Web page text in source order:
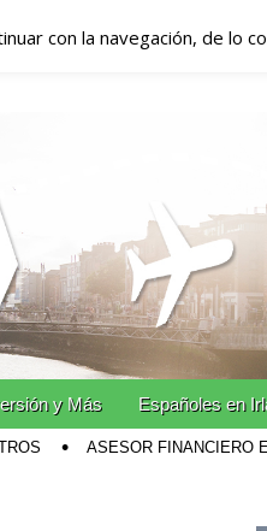
en
y Más Españoles en
ASESOR FINANCIERO
con la navegación, de lo